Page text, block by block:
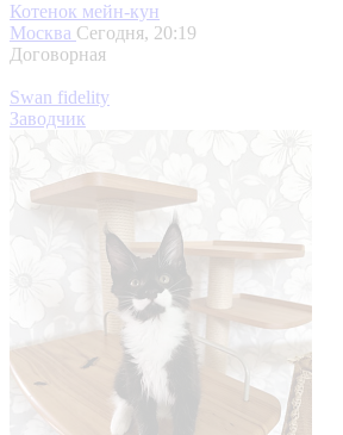
Котенок мейн-кун
Москва Сегодня, 20:19
Договорная
Swan fidelity
Заводчик